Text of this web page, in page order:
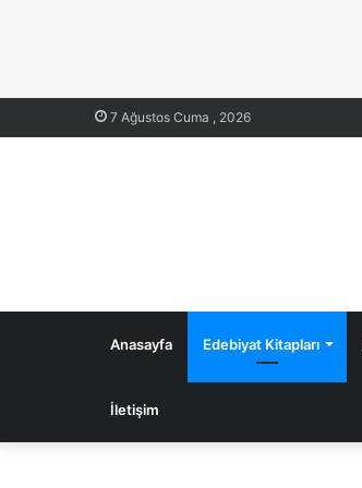
7 Ağustos Cuma , 2026
Anasayfa Edebiyat Kitapları
İletişim